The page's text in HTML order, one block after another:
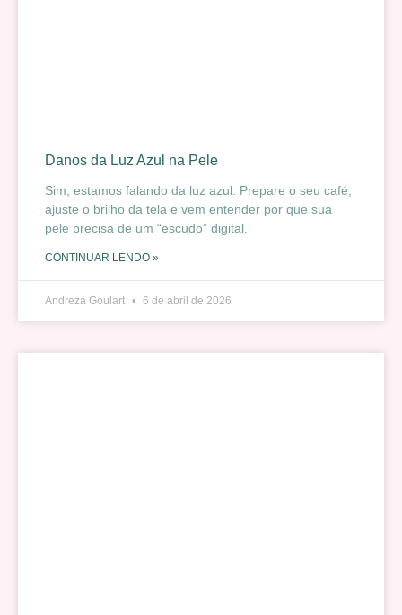
Danos da Luz Azul na Pele
Sim, estamos falando da luz azul. Prepare o seu café,
ajuste o brilho da tela e vem entender por que sua
pele precisa de um “escudo” digital.
CONTINUAR LENDO »
Andreza Goulart 6 de abril de 2026